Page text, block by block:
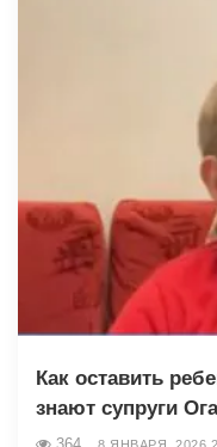
Как оставить
знают супруги